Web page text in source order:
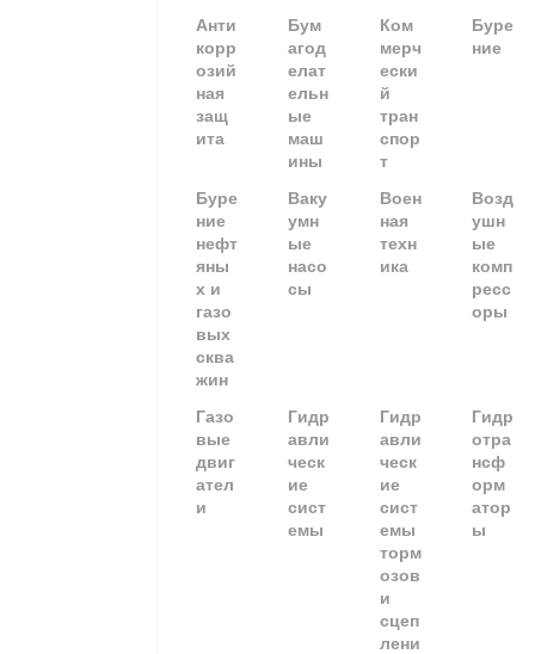
Анти
корр
озий
ная
защ
ита
Бум
агод
елат
ельн
ые
маш
ины
Ком
мерч
ески
й
тран
спор
т
Буре
ние
Буре
ние
нефт
яны
х и
газо
вых
сква
жин
Ваку
умн
ые
насо
сы
Воен
ная
техн
ика
Возд
ушн
ые
комп
ресс
оры
Газо
вые
двиг
ател
и
Гидр
авли
ческ
ие
сист
емы
Гидр
авли
ческ
ие
сист
емы
торм
озов
и
сцеп
лени
Гидр
отра
нсф
орм
атор
ы